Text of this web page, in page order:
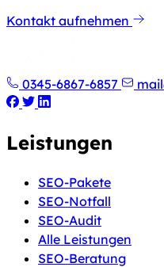
Kontakt aufnehmen
0345-6867-6857
Leistungen
SEO-Pakete
SEO-Notfall
SEO-Audit
Alle Leistungen
SEO-Beratung